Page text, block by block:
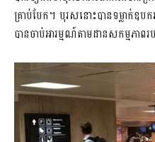
គ្រាប់បែក។ បុរសនោះបានទម្លាក់
បានចាប់អារម្មណ៍តាមដានសកម្មភា